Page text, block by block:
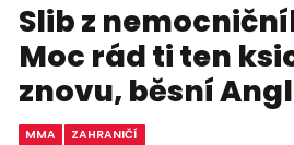
Slib z
Moc rád ti ten
znovu, běsní
MMA ZAHRANIČÍ